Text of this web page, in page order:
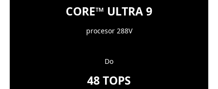
CORE™ ULTRA 9
procesor 288V
Do
48 TOPS